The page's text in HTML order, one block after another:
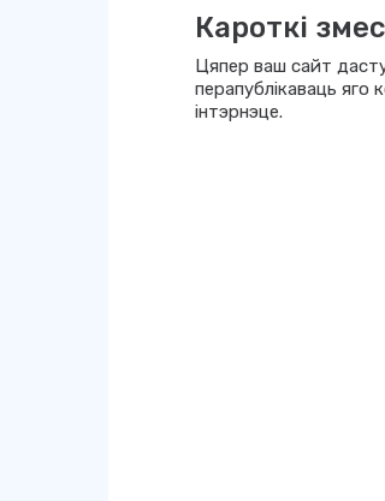
Кароткі
Цяпер ваш сайт
перапублікаваць яго
інтэрнэце.